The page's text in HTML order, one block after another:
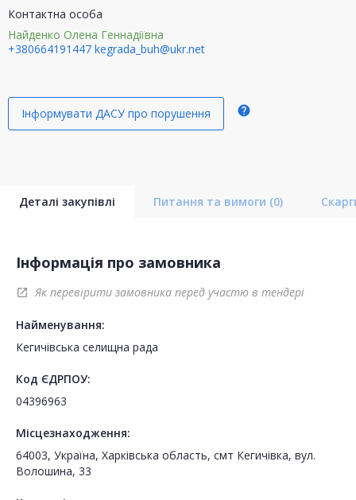
Контактна особа
Найденко Олена Геннадіївна
+380664191447 kegrada_buh@ukr.net
Інформувати ДАСУ про порушення help
Деталі закупівлі Питання та вимоги (0)
Інформація про замовника
open_in_new Як перевірити замовника перед участю в тендері
Найменування:
Кегичівська селищна рада
Код ЄДРПОУ:
04396963
Місцезнаходження:
64003, Україна, Харківська область, смт Кегичівка, вул.
Волошина, 33